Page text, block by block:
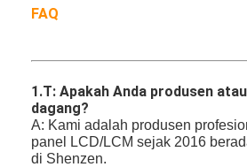
FAQ
1.T: Apakah Anda produsen
dagang?
A: Kami adalah produsen
panel LCD/LCM sejak 2016
di Shenzen.